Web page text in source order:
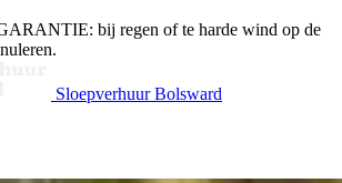
bij regen of te harde wind op de
Sloepverhuur Bolsward